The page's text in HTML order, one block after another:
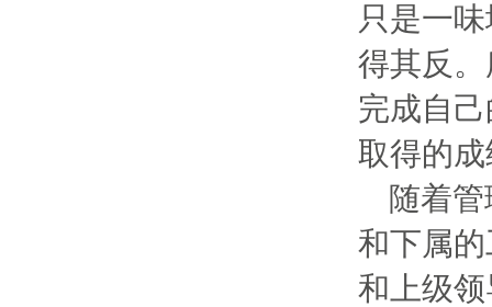
只是一
得其反
完成自
取得的
随着
和下属
和上级